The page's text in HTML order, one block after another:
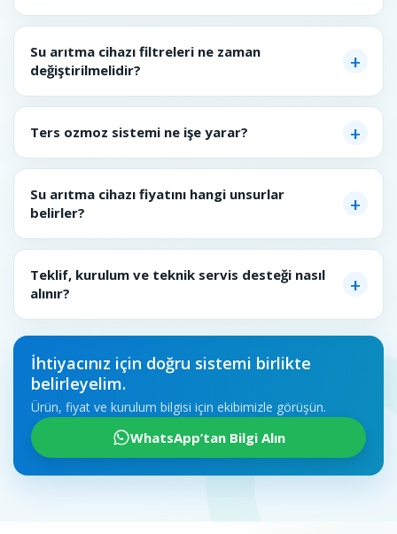
Su arıtma cihazı filtreleri ne zaman
değiştirilmelidir?
Ters ozmoz sistemi ne işe yarar?
Su arıtma cihazı fiyatını hangi unsurlar
belirler?
Teklif, kurulum ve teknik servis desteği nasıl
alınır?
İhtiyacınız için doğru sistemi birlikte
belirleyelim.
Ürün, fiyat ve kurulum bilgisi için ekibimizle görüşün.
WhatsApp’tan Bilgi Alın